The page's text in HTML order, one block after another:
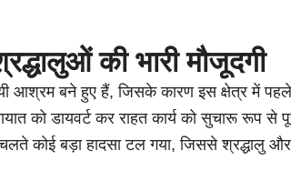
की भारी मौजूदगी
आश्रम बने हुए हैं, जिसके कारण इस क्षेत्र में
को डायवर्ट कर राहत कार्य को सुचारू रूप से
कोई बड़ा हादसा टल गया, जिससे श्रद्धालु